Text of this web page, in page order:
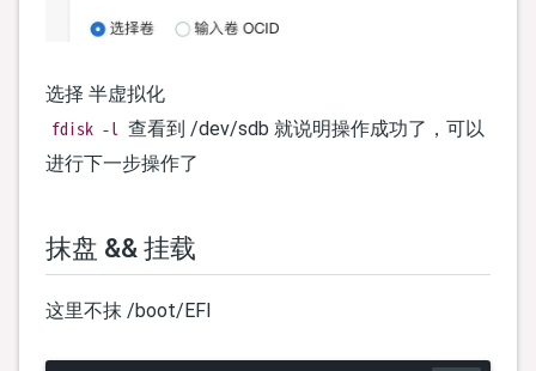
选择 半虚拟化
fdisk -l 查看到 /dev/sdb 就说明操作成功了，可以
进行下一步操作了
抹盘 && 挂载
这里不抹 /boot/EFI